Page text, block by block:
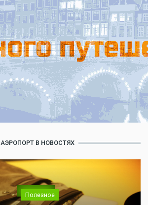
АЭРОПОРТ В НОВОСТЯХ
Полезное